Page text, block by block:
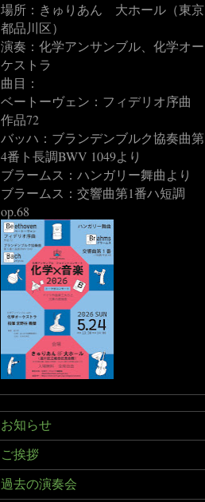
場所：きゅりあん 大ホール（東京
都品川区）
演奏：化学アンサンブル、化学オー
ケストラ
曲目：
ベートーヴェン：フィデリオ序曲
作品72
バッハ：ブランデンブルク協奏曲第
4番ト長調BWV 1049より
ブラームス：ハンガリー舞曲より
ブラームス：交響曲第1番ハ短調
op.68
お知らせ
ご挨拶
過去の演奏会